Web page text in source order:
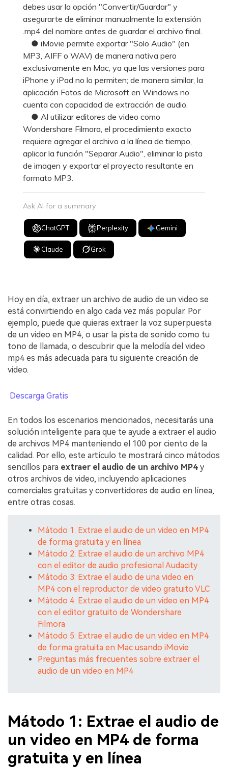
debes usar la opción "Convertir/Guardar" y
asegurarte de eliminar manualmente la extensión
.mp4 del nombre antes de guardar el archivo final.
● iMovie permite exportar "Solo Audio" (en
MP3, AIFF o WAV) de manera nativa pero
exclusivamente en Mac, ya que las versiones para
iPhone y iPad no lo permiten; de manera similar, la
aplicación Fotos de Microsoft en Windows no
cuenta con capacidad de extracción de audio.
● Al utilizar editores de video como
Wondershare Filmora, el procedimiento exacto
requiere agregar el archivo a la línea de tiempo,
aplicar la función "Separar Audio", eliminar la pista
de imagen y exportar el proyecto resultante en
formato MP3.
Ask AI for a summary
ChatGPT Perplexity Gemini
Claude Grok
Hoy en día, extraer un archivo de audio de un video se
está convirtiendo en algo cada vez más popular. Por
ejemplo, puede que quieras extraer la voz superpuesta
de un video en MP4, o usar la pista de sonido como tu
tono de llamada, o descubrir que la melodía del video
mp4 es más adecuada para tu siguiente creación de
video.
Descarga Gratis
En todos los escenarios mencionados, necesitarás una
solución inteligente para que te ayude a extraer el audio
de archivos MP4 manteniendo el 100 por ciento de la
calidad. Por ello, este artículo te mostrará cinco mátodos
sencillos para extraer el audio de un archivo MP4 y
otros archivos de video, incluyendo aplicaciones
comerciales gratuitas y convertidores de audio en línea,
entre otras cosas.
Mátodo 1. Extrae el audio de un video en MP4
de forma gratuita y en línea
Mátodo 2: Extrae el audio de un archivo MP4
con el editor de audio profesional Audacity
Mátodo 3: Extrae el audio de una video en
MP4 con el reproductor de video gratuito VLC
Mátodo 4: Extrae el audio de un video en MP4
con el editor gratuito de Wondershare
Filmora
Mátodo 5: Extrae el audio de un video en MP4
de forma gratuita en Mac usando iMovie
Preguntas más frecuentes sobre extraer el
audio de un video en MP4
Mátodo 1: Extrae el audio de
un video en MP4 de forma
gratuita y en línea